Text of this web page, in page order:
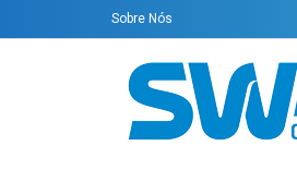
Sobre Nós